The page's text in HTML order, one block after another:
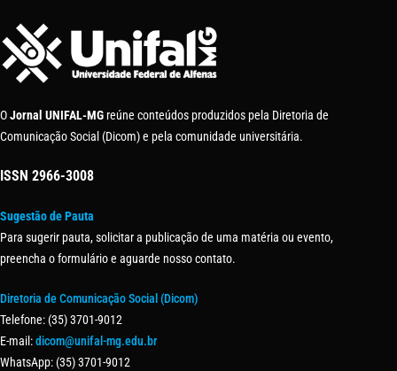
OJornal UNIFAL-MG reúne conteúdos produzidos pela Diretoria de
Comunicação Social (Dicom) e pela comunidade universitária.
ISSN 2966-3008
Sugestão de Pauta
Para sugerir pauta, solicitar a publicação de uma matéria ou evento,
preencha o formulário e aguarde nosso contato.
Diretoria de Comunicação Social (Dicom)
Telefone: (35) 3701-9012
E-mail:dicom@unifal-mg.edu.br
WhatsApp: (35) 3701-9012